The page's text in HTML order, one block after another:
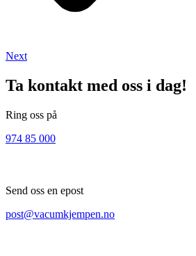
Next
Ta kontakt med oss i dag!
Ring oss på
974 85 000
Send oss en epost
post@vacumkjempen.no